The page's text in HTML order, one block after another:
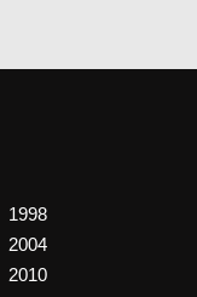
1998
2004
2010